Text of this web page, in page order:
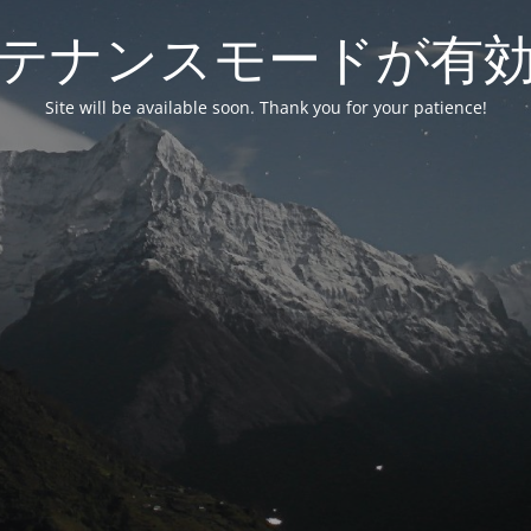
ナンスモードが有
Site will be available soon. Thank you for your patience!